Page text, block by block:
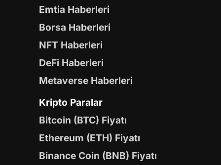
Emtia Haberleri
Borsa Haberleri
NFT Haberleri
DeFi Haberleri
Metaverse Haberleri
Kripto Paralar
Bitcoin (BTC) Fiyatı
Ethereum (ETH) Fiyatı
Binance Coin (BNB) Fiyatı